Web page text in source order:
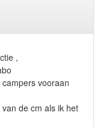
,
vooraan
de cm als ik het